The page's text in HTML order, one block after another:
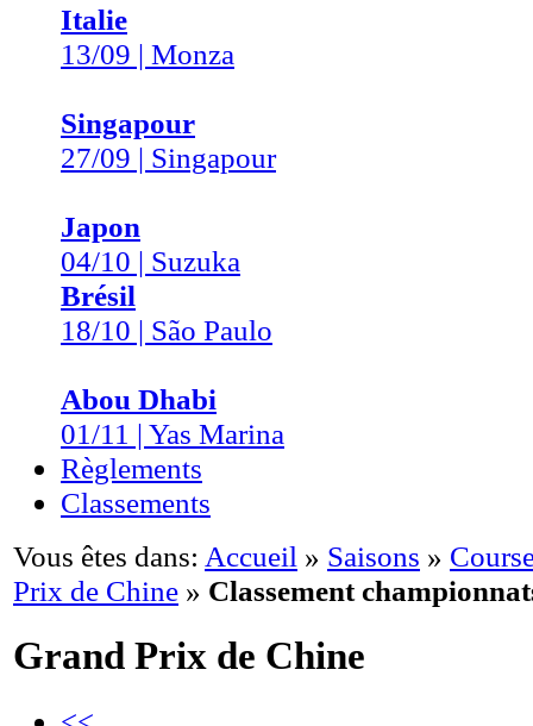
Italie
13/09 | Monza
Singapour
27/09 | Singapour
Japon
04/10 | Suzuka
Brésil
18/10 | São Paulo
Abou Dhabi
01/11 | Yas Marina
Règlements
Classements
Vous êtes dans: Accueil » Saisons »
Prix de Chine » Classement
Grand Prix de Chine